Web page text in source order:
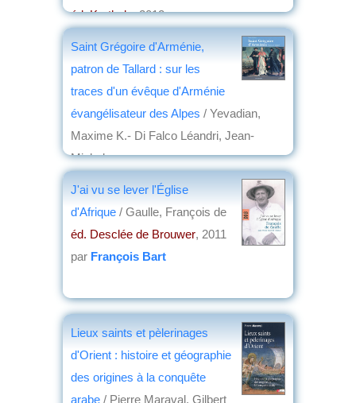
éd. Karthala, 2012
Saint Grégoire d'Arménie,
patron de Tallard : sur les
traces d'un évêque d'Arménie
évangélisateur des Alpes / Yevadian,
Maxime K.- Di Falco Léandri, Jean-
Michel
éd. Sources d'Arménie
J'ai vu se lever l'Église
d'Afrique / Gaulle, François de
éd. Desclée de Brouwer, 2011
par François Bart
Lieux saints et pèlerinages
d'Orient : histoire et géographie
des origines à la conquête
arabe / Pierre Maraval, Gilbert